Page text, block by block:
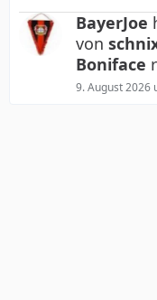
BayerJoe
von
Boniface
9. August 2026